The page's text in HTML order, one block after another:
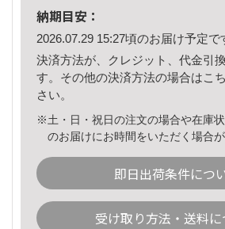
納期目安：
2026.07.29 15:27頃のお届け予定で
決済方法が、クレジット、代金引
す。その他の決済方法の場合はこ
さい。
※土・日・祝日の注文の場合や在庫
のお届けにお時間をいただく場合が
即日出荷条件につ
受け取り方法・送料に